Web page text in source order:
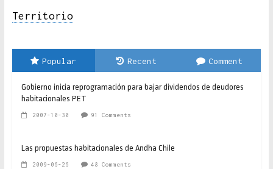
Territorio
Popular Recent Comment
Gobierno inicia reprogramación para bajar dividendos de deudores
habitacionales PET
2007-10-30 91 Comments
Las propuestas habitacionales de Andha Chile
2009-06-26 48 Comments